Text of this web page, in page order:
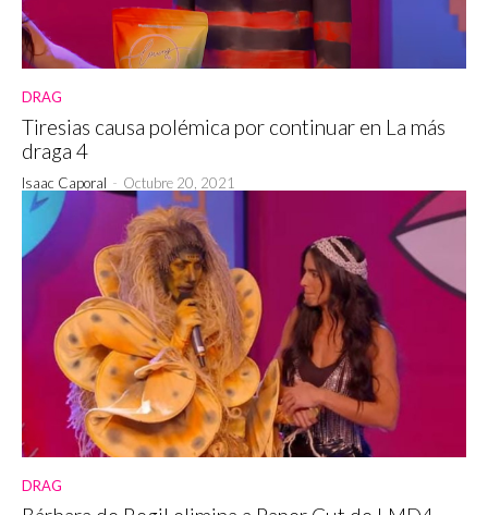
DRAG
Tiresias causa polémica por continuar en La más
draga 4
Isaac Caporal - Octubre 20, 2021
DRAG